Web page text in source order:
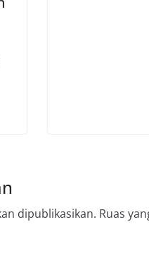
dipublikasikan. Ruas